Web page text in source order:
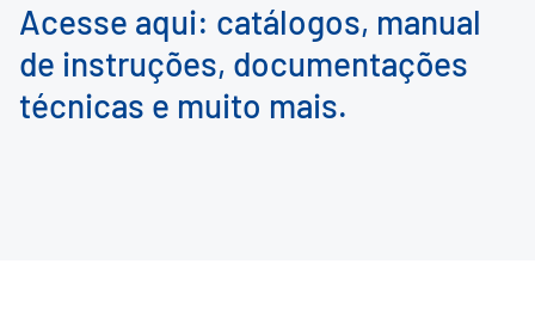
Acesse aqui: catálogos, manual
de instruções, documentações
técnicas e muito mais.